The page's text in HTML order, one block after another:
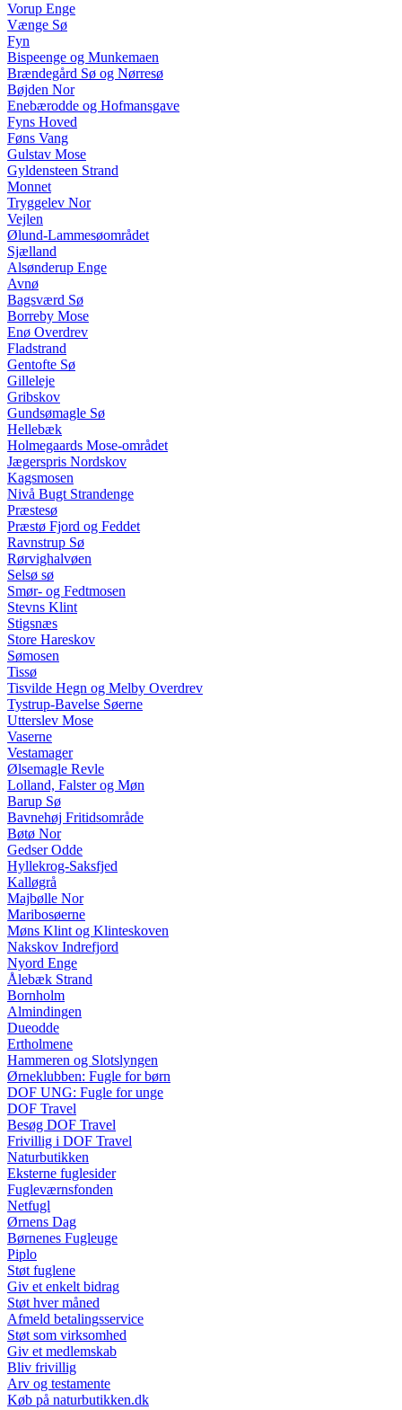
Vorup Enge
Vænge Sø
Fyn
Bispeenge og Munkemaen
Brændegård Sø og Nørresø
Bøjden Nor
Enebærodde og Hofmansgave
Fyns Hoved
Føns Vang
Gulstav Mose
Gyldensteen Strand
Monnet
Tryggelev Nor
Vejlen
Ølund-Lammesøområdet
Sjælland
Alsønderup Enge
Avnø
Bagsværd Sø
Borreby Mose
Enø Overdrev
Fladstrand
Gentofte Sø
Gilleleje
Gribskov
Gundsømagle Sø
Hellebæk
Holmegaards Mose-området
Jægerspris Nordskov
Kagsmosen
Nivå Bugt Strandenge
Præstesø
Præstø Fjord og Feddet
Ravnstrup Sø
Rørvighalvøen
Selsø sø
Smør- og Fedtmosen
Stevns Klint
Stigsnæs
Store Hareskov
Sømosen
Tissø
Tisvilde Hegn og Melby Overdrev
Tystrup-Bavelse Søerne
Utterslev Mose
Vaserne
Vestamager
Ølsemagle Revle
Lolland, Falster og Møn
Barup Sø
Bavnehøj Fritidsområde
Bøtø Nor
Gedser Odde
Hyllekrog-Saksfjed
Kalløgrå
Majbølle Nor
Maribosøerne
Møns Klint og Klinteskoven
Nakskov Indrefjord
Nyord Enge
Ålebæk Strand
Bornholm
Almindingen
Dueodde
Ertholmene
Hammeren og Slotslyngen
Ørneklubben: Fugle for børn
DOF UNG: Fugle for unge
DOF Travel
Besøg DOF Travel
Frivillig i DOF Travel
Naturbutikken
Eksterne fuglesider
Fugleværnsfonden
Netfugl
Ørnens Dag
Børnenes Fugleuge
Piplo
Støt fuglene
Giv et enkelt bidrag
Støt hver måned
Afmeld betalingsservice
Støt som virksomhed
Giv et medlemskab
Bliv frivillig
Arv og testamente
Køb på naturbutikken.dk